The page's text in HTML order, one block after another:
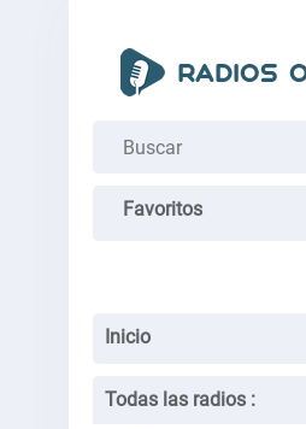
Favoritos
Inicio
Todas las radios :